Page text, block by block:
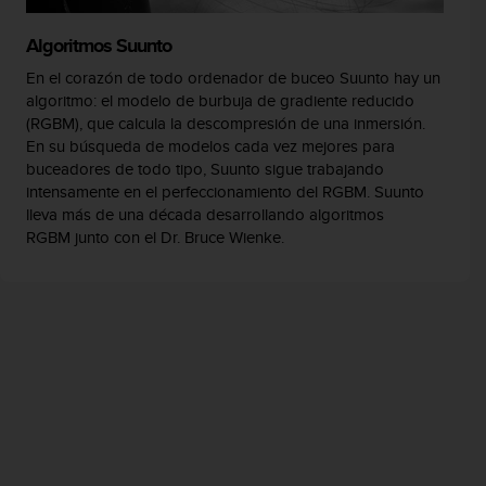
Algoritmos Suunto
En el corazón de todo ordenador de buceo Suunto hay un
algoritmo: el modelo de burbuja de gradiente reducido
(RGBM), que calcula la descompresión de una inmersión.
En su búsqueda de modelos cada vez mejores para
buceadores de todo tipo, Suunto sigue trabajando
intensamente en el perfeccionamiento del RGBM. Suunto
lleva más de una década desarrollando algoritmos
RGBM junto con el Dr. Bruce Wienke.